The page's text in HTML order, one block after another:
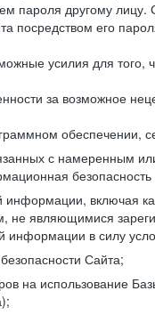
пароля другому лицу.
посредством его
усилия для
за возможное
обеспечении,
с намеренным
включая
не являющимися
в силу
Сайта;
на использование